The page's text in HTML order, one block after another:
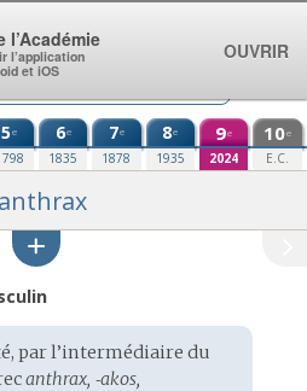
5e 6e
1835
7e
1878
8e
1935
9e
2024
10e
E.C.
anthrax
par l’intermédiaire du
anthrax, ‑akos,
l’Académie
l’application
et iOS
OUVRIR